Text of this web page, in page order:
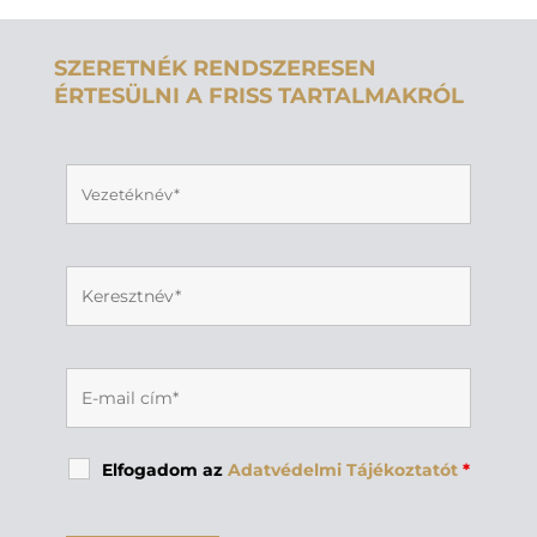
SZERETNÉK RENDSZERESEN
ÉRTESÜLNI A FRISS TARTALMAKRÓL
Elfogadom az Adatvédelmi Tájékoztatót *